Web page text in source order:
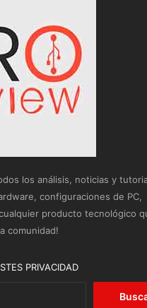
los análisis, noticias y
configuraciones de PC,
producto tecnológico
comunidad!
PRIVACIDAD